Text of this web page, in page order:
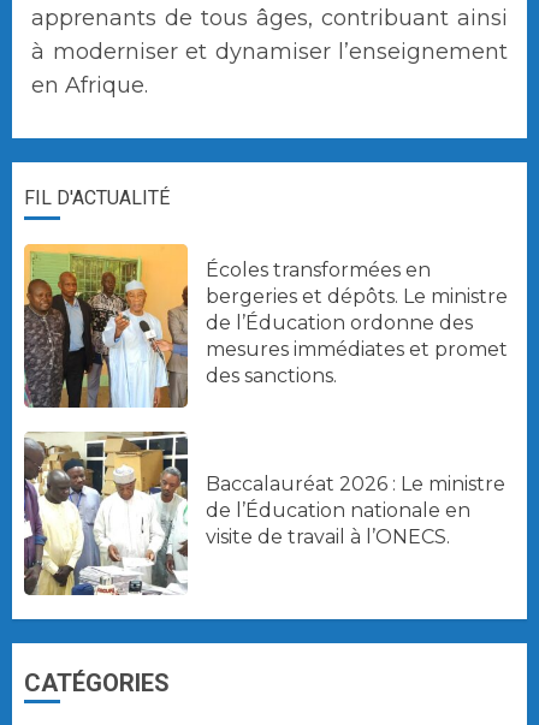
apprenants de tous âges, contribuant ainsi
à moderniser et dynamiser l’enseignement
en Afrique.
FIL D'ACTUALITÉ
Écoles transformées en
bergeries et dépôts. Le ministre
de l’Éducation ordonne des
mesures immédiates et promet
des sanctions.
Baccalauréat 2026 : Le ministre
de l’Éducation nationale en
visite de travail à l’ONECS.
CATÉGORIES